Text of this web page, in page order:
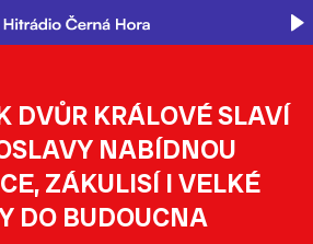
DVŮR KRÁLOVÉ SLAVÍ
NABÍDNOU
ZÁKULISÍ I VELKÉ
DO BUDOUCNA